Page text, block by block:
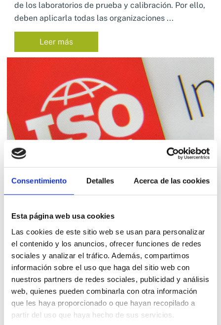
Consentimiento Detalles Acerca de las cookies
Esta página web usa cookies
Las cookies de este sitio web se usan para personalizar
el contenido y los anuncios, ofrecer funciones de redes
sociales y analizar el tráfico. Además, compartimos
información sobre el uso que haga del sitio web con
nuestros partners de redes sociales, publicidad y análisis
web, quienes pueden combinarla con otra información
que les haya proporcionado o que hayan recopilado a
partir del uso que haya hecho de sus servicios.
de los laboratorios de prueba y calibración. Por ello,
deben aplicarla todas las organizaciones ...
Leer más
ISO 17025 ¿Qué es y para qué sirve?
24 SEP 2021
La norma ISO/IEC 17025 es una norma desarrollada
para que los laboratorios de ensayo y calibración
puedan garantizar la fiabilidad de sus resultados
analíticos y su competencia técnica a la hora de
realizar los análisis. Fue publicada por la
Organización ...
Leer más